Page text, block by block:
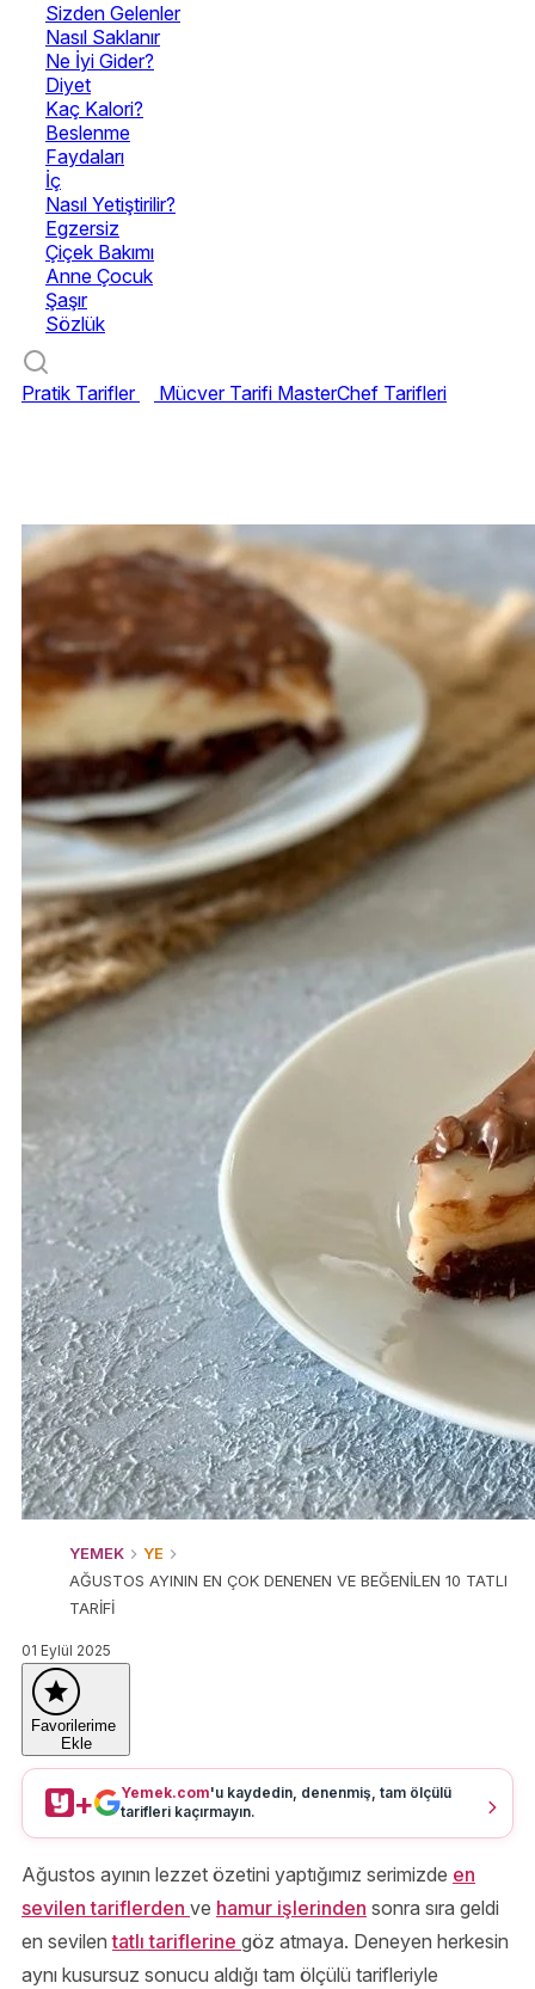
Sizden Gelenler
Nasıl Saklanır
Ne İyi Gider?
Diyet
Kaç Kalori?
Beslenme
Faydaları
İç
Nasıl Yetiştirilir?
Egzersiz
Çiçek Bakımı
Anne Çocuk
Şaşır
Sözlük
Pratik Tarifler Mücver Tarifi MasterChef Tarifleri
YEMEK
YE
AĞUSTOS AYININ EN ÇOK DENENEN VE BEĞENİLEN 10 TATLI
TARİFİ
01 Eylül 2025
Favorilerime
Ekle
+ Yemek.com'u kaydedin, denenmiş, tam ölçülü
tarifleri kaçırmayın.
Ağustos ayının lezzet özetini yaptığımız serimizde en
sevilen tariflerden ve hamur işlerinden sonra sıra geldi
en sevilentatlı tariflerine göz atmaya. Deneyen herkesin
aynı kusursuz sonucu aldığı tam ölçülü tarifleriyle